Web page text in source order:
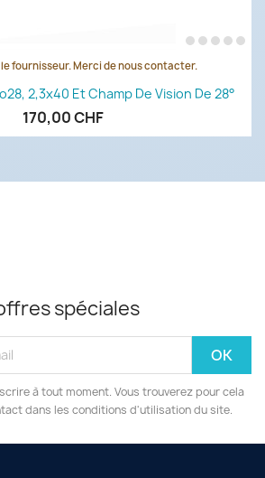
fournisseur. Merci de nous contacter.
2,3x40 Et Champ De Vision De 28°
170,00 CHF
spéciales
à tout moment. Vous trouverez pour cela
dans les conditions d'utilisation du site.